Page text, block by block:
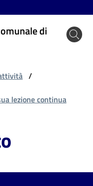
di
/
lezione continua